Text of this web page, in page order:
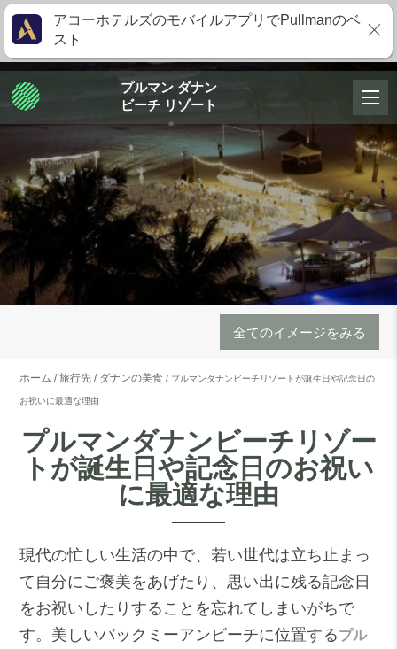
全てのイメージをみる
ホーム 旅行先 ダナンの美食
プルマンダナンビーチリゾートが誕生日や記念日の
お祝いに最適な理由
プルマンダナンビーチリゾー
トが誕生日や記念日のお祝い
に最適な理由
現代の忙しい生活の中で、若い世代は立ち止まっ
て自分にご褒美をあげたり、思い出に残る記念日
をお祝いしたりすることを忘れてしまいがちで
す。美しいバックミーアンビーチに位置するプル
プルマン ダナン
ビーチ リゾート
アコーホテルズのモバイルアプリでPullmanのベ
スト